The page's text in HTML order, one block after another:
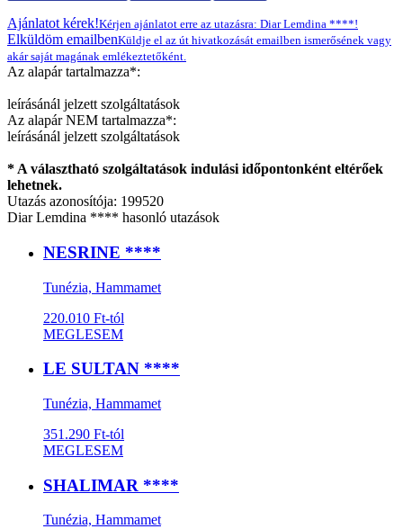
Ajánlatot kérek!Kérjen ajánlatot erre az utazásra: Diar Lemdina ****!
Elküldöm emailbenKüldje el az út hivatkozását emailben ismerősének vagy
akár saját magának emlékeztetőként.
Az alapár tartalmazza*:
leírásánál jelzett szolgáltatások
Az alapár NEM tartalmazza*:
leírásánál jelzett szolgáltatások
* A választható szolgáltatások indulási időpontonként eltérőek
lehetnek.
Utazás azonosítója: 199520
Diar Lemdina **** hasonló utazások
NESRINE ****
Tunézia, Hammamet
220.010 Ft-tól
MEGLESEM
LE SULTAN ****
Tunézia, Hammamet
351.290 Ft-tól
MEGLESEM
SHALIMAR ****
Tunézia, Hammamet